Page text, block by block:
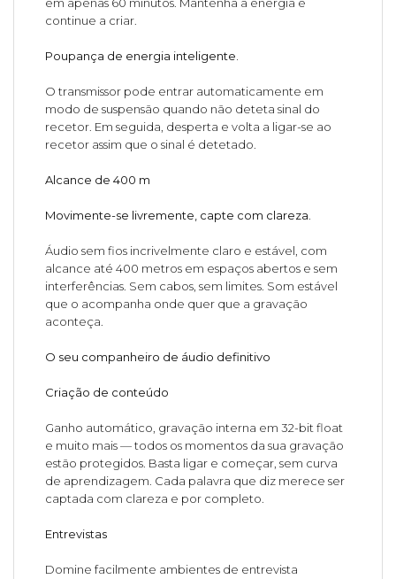
em apenas 60 minutos. Mantenha a energia e
continue a criar.
Poupança de energia inteligente.
O transmissor pode entrar automaticamente em
modo de suspensão quando não deteta sinal do
recetor. Em seguida, desperta e volta a ligar-se ao
recetor assim que o sinal é detetado.
Alcance de 400 m
Movimente-se livremente, capte com clareza.
Áudio sem fios incrivelmente claro e estável, com
alcance até 400 metros em espaços abertos e sem
interferências. Sem cabos, sem limites. Som estável
que o acompanha onde quer que a gravação
aconteça.
O seu companheiro de áudio definitivo
Criação de conteúdo
Ganho automático, gravação interna em 32-bit float
e muito mais — todos os momentos da sua gravação
estão protegidos. Basta ligar e começar, sem curva
de aprendizagem. Cada palavra que diz merece ser
captada com clareza e por completo.
Entrevistas
Domine facilmente ambientes de entrevista